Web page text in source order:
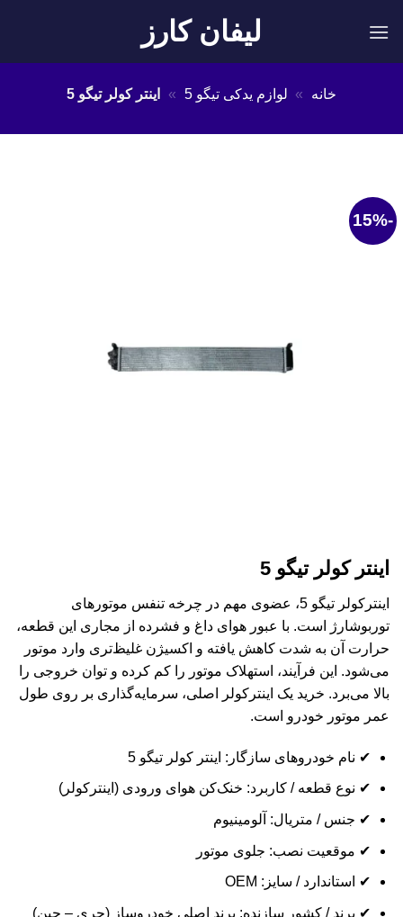
لیفان کارز
خانه » لوازم یدکی تیگو 5 » اینتر کولر تیگو 5
-15%
اینتر کولر تیگو 5
اینترکولر تیگو 5، عضوی مهم در چرخه تنفس موتورهای
توربوشارژ است. با عبور هوای داغ و فشرده از مجاری این قطعه،
حرارت آن به شدت کاهش یافته و اکسیژن غلیظ‌تری وارد موتور
می‌شود. این فرآیند، استهلاک موتور را کم کرده و توان خروجی را
بالا می‌برد. خرید یک اینترکولر اصلی، سرمایه‌گذاری بر روی طول
عمر موتور خودرو است.
✔ نام خودروهای سازگار: اینتر کولر تیگو 5
✔ نوع قطعه / کاربرد: خنک‌کن هوای ورودی (اینترکولر)
✔ جنس / متریال: آلومینیوم
✔ موقعیت نصب: جلوی موتور
✔ استاندارد / سایز: OEM
✔ برند / کشور سازنده: برند اصلی خودروساز (چری – چین)